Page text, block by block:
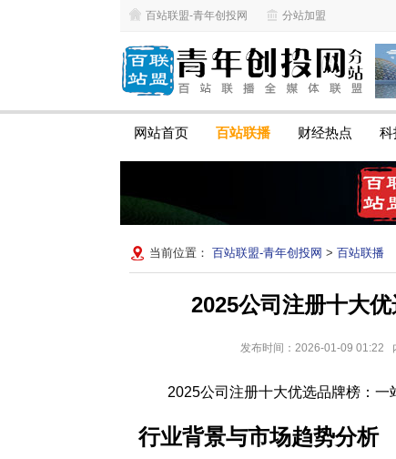
百站联盟-青年创投网 分站加盟
网站首页 百站联播 财经热点 科
当前位置： 百站联盟-青年创投网 > 百站联播
2025公司注册十大
发布时间：2026-01-09 01:22
2025公司注册十大优选品牌榜：一
行业背景与市场趋势分析